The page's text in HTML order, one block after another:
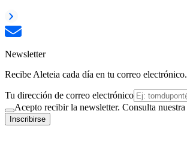
Newsletter
Recibe Aleteia cada día en tu correo electrónico.
Tu dirección de correo electrónico
Acepto recibir la newsletter. Consulta nuestra
Inscribirse